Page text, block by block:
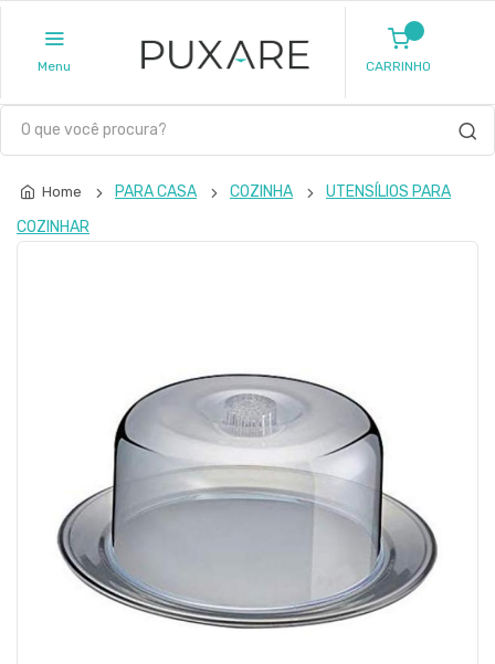
Menu CARRINHO
Home PARA CASA COZINHA
UTENSÍLIOS PARA
COZINHAR